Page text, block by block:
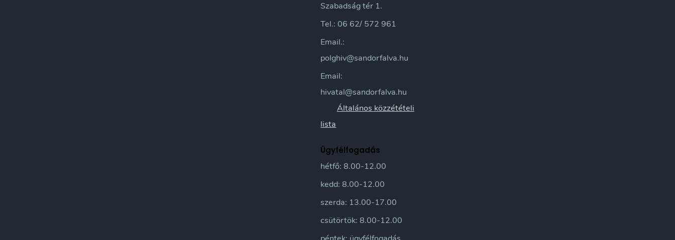
Szabadság tér 1.
Tel.: 06 62/ 572 961
Email.:
polghiv@sandorfalva.hu
Email:
hivatal@sandorfalva.hu
Általános közzétételi
lista
Ügyfélfogadás
hétfő: 8.00-12.00
kedd: 8.00-12.00
szerda: 13.00-17.00
csütörtök: 8.00-12.00